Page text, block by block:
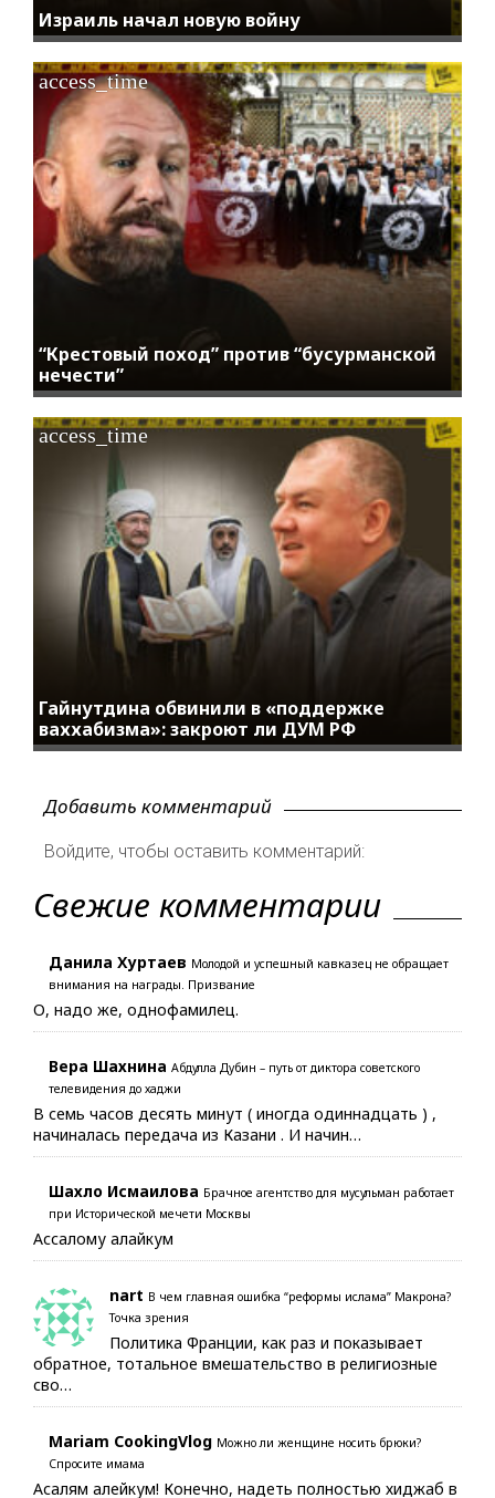
Израиль начал новую войну
“Крестовый поход” против “бусурманской
нечести”
access_time
Гайнутдина обвинили в «поддержке
ваххабизма»: закроют ли ДУМ РФ
access_time
Добавить комментарий
Войдите, чтобы оставить комментарий:
Свежие комментарии
Данила Хуртаев Молодой и успешный кавказец не обращает
внимания на награды. Призвание
О, надо же, однофамилец.
Вера Шахнина Абдулла Дубин – путь от диктора советского
телевидения до хаджи
В семь часов десять минут ( иногда одиннадцать ) ,
начиналась передача из Казани . И начин…
Шахло Исмаилова Брачное агентство для мусульман работает
при Исторической мечети Москвы
Ассалому алайкум
nart В чем главная ошибка “реформы ислама” Макрона?
Точка зрения
Политика Франции, как раз и показывает
обратное, тотальное вмешательство в религиозные
сво…
Mariam CookingVlog Можно ли женщине носить брюки?
Спросите имама
Асалям алейкум! Конечно, надеть полностью хиджаб в